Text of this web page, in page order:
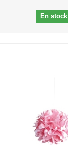
En stock